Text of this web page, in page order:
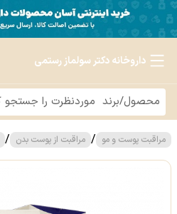
داروخانه دکتر سولماز رستمی
مراقبت پوست و مو / مراقبت از پوست بدن /